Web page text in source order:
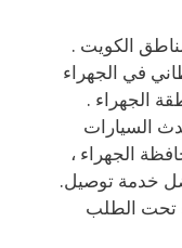
الكويت .
في الجهراء
الجهراء .
السيارات
الجهراء ،
خدمة توصيل.
تحت الطلب